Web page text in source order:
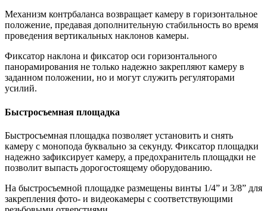
Механизм контрбаланса возвращает камеру в горизонтальное
положение, предавая дополнительную стабильность во время
проведения вертикальных наклонов камеры.
Фиксатор наклона и фиксатор оси горизонтального
панорамирования не только надежно закрепляют камеру в
заданном положении, но и могут служить регуляторами
усилий.
Быстросъемная площадка
Быстросъемная площадка позволяет установить и снять
камеру с монопода буквально за секунду. Фиксатор площадки
надежно зафиксирует камеру, а предохранитель площадки не
позволит выпасть дорогостоящему оборудованию.
На быстросъемной площадке размещены винты 1/4” и 3/8” для
закрепления фото- и видеокамеры с соответствующими